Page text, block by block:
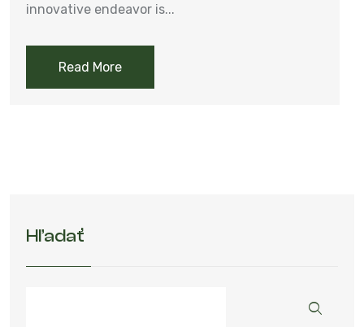
innovative endeavor is...
Read More
Hľadať